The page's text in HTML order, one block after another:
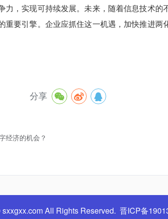
力，实现可持续发展。未来，随着信息技术的
重要引擎。企业应抓住这一机遇，加快推进两
分享
经济的机会？
All Rights Reserved. 晋ICP备